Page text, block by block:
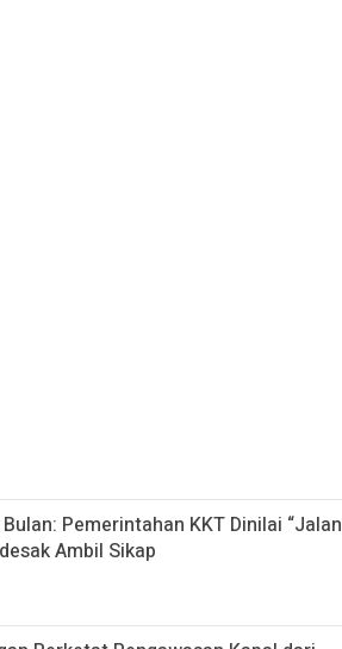
Pemerintahan KKT Dinilai “Jalan
Ambil Sikap